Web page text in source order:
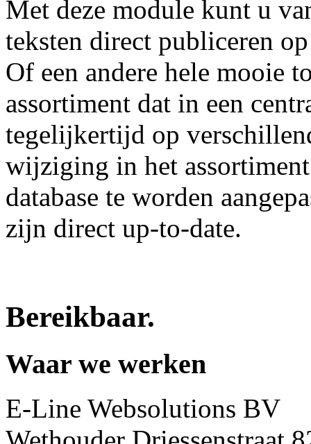
Met deze module kunt u
teksten direct publiceren
Of een andere hele mooie
assortiment dat in een
tegelijkertijd op
wijziging in het
database te worden
zijn direct up-to-date.
Bereikbaar.
Waar we werken
E-Line Websolutions BV